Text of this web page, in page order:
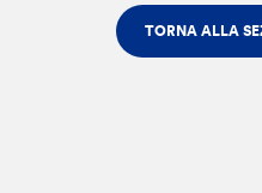
TORNA ALLA